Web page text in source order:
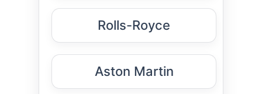
Rolls-Royce
Aston Martin